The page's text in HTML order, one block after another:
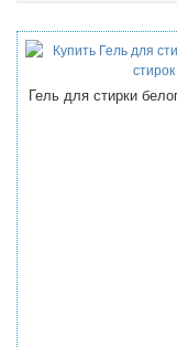
Гель для стирки